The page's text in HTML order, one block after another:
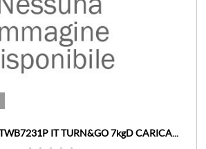
IT TURN&GO 7kgD CARICA...